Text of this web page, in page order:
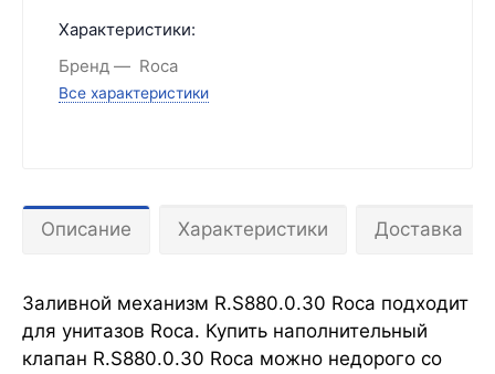
Характеристики:
Бренд
Roca
Все характеристики
Описание Характеристики Доставка
Заливной механизм R.S880.0.30 Roca подходит
для унитазов Roca. Купить наполнительный
клапан R.S880.0.30 Roca можно недорого со